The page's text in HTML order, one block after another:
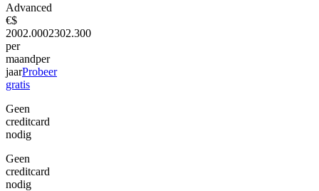
Advanced
€$
2002.0002302.300
per
maandper
jaarProbeer
gratis
Geen
creditcard
nodig
Geen
creditcard
nodig